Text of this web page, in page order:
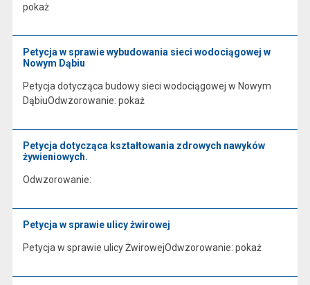
pokaż
Petycja w sprawie wybudowania sieci wodociągowej w
Nowym Dąbiu
Petycja dotycząca budowy sieci wodociągowej w Nowym
DąbiuOdwzorowanie: pokaż
Petycja dotycząca kształtowania zdrowych nawyków
żywieniowych.
Odwzorowanie:
Petycja w sprawie ulicy żwirowej
Petycja w sprawie ulicy ŻwirowejOdwzorowanie: pokaż